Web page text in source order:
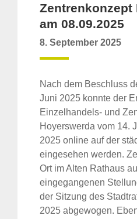
Zentrenkonzept
am 08.09.2025
8. September 2025
Nach dem Beschluss
Juni 2025 konnte der
Einzelhandels- und
Hoyerswerda vom 14.
2025 online auf der
eingesehen werden.
Ort im Alten Rathaus
eingegangenen
der Sitzung des
2025 abgewogen.